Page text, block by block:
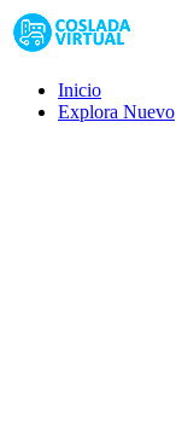
Inicio
Explora Nuevo